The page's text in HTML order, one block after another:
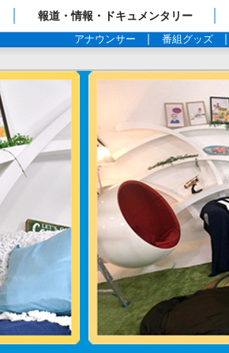
報道・情報・ドキュメンタリー
アナウンサー 番組グッズ